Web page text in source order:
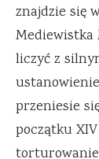
znajdzie się
Mediewistka
liczyć z
przeniesie
początku
torturowanie